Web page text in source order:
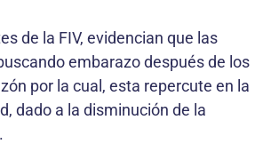
de la FIV, evidencian que las
embarazo después de los
por la cual, esta repercute en la
dado a la disminución de la